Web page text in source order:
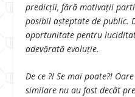
predicții, fără motivații
posibil așteptate de public.
oportunitate pentru
adevărată evoluție.
De ce ?! Se mai poate?!
similare nu au fost decât